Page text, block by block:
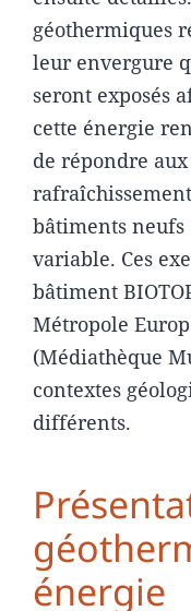
géothermiques
leur envergure
seront exposés
cette énergie
de répondre
bâtiments neufs
variable. Ces
bâtiment
Métropole
(Médiathèque
contextes
différents.
énergie